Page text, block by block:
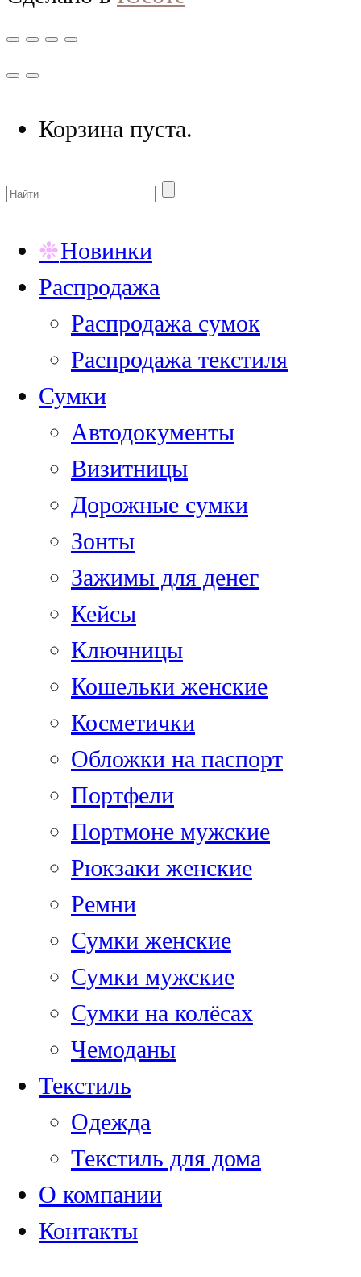
Корзина пуста.
Новинки
Распродажа
Распродажа сумок
Распродажа текстиля
Сумки
Автодокументы
Визитницы
Дорожные сумки
Зонты
Зажимы для денег
Кейсы
Ключницы
Кошельки женские
Косметички
Обложки на паспорт
Портфели
Портмоне мужские
Рюкзаки женские
Ремни
Сумки женские
Сумки мужские
Сумки на колёсах
Чемоданы
Текстиль
Одежда
Текстиль для дома
О компании
Контакты